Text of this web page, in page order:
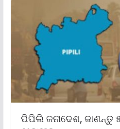
ପିପିଲି ଜନାଦେଶ, ଜାଣନ୍ତୁ